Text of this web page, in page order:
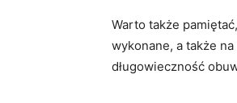
Warto także
wykonane, a także
długowieczność